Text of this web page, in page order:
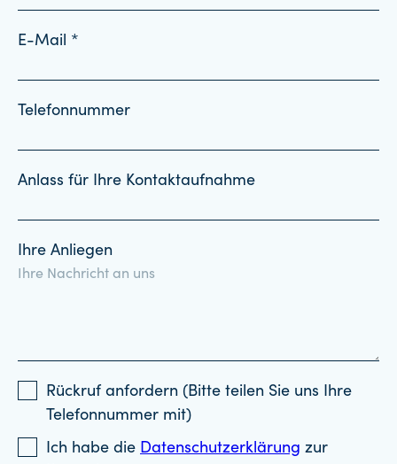
E-Mail *
Telefonnummer
Anlass für Ihre Kontaktaufnahme
Ihre Anliegen
Rückruf anfordern (Bitte teilen Sie uns Ihre
Telefonnummer mit)
Ich habe die Datenschutzerklärung zur